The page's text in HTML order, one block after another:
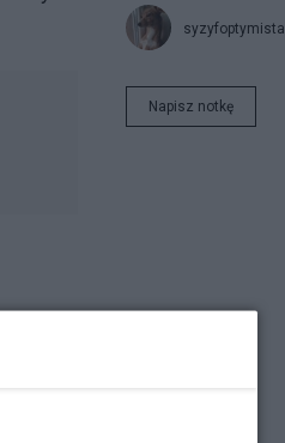
dla
syzyfoptymista
Napisz notkę